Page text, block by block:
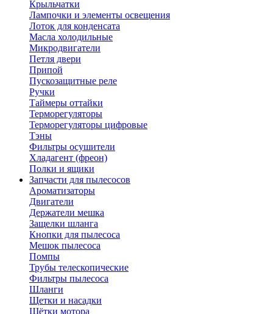
Крыльчатки
Лампочки и элементы освещения
Лоток для конденсата
Масла холодильные
Микродвигатели
Петля двери
Припой
Пускозащитные реле
Ручки
Таймеры оттайки
Терморегуляторы
Терморегуляторы цифровые
Тэны
Фильтры осушители
Хладагент (фреон)
Полки и ящики
Запчасти для пылесосов
Ароматизаторы
Двигатели
Держатели мешка
Защелки шланга
Кнопки для пылесоса
Мешок пылесоса
Помпы
Трубы телескопические
Фильтры пылесоса
Шланги
Щетки и насадки
Щётки мотора